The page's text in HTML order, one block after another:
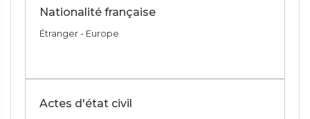
Nationalité française
Étranger - Europe
Actes d'état civil